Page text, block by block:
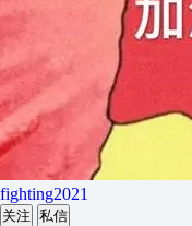
fighting2021
关注 私信